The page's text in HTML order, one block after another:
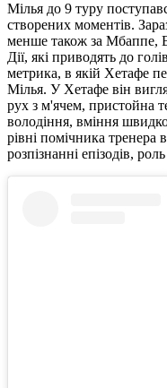
Мілья до 9 туру
створених моментів.
менше також за Мбаппе,
Дії, які приводять до
метрика, в якій Хетафе
Мілья. У Хетафе він
рух з м'ячем, пристойна
володіння, вміння
рівні помічника тренера
розпізнанні епізодів,